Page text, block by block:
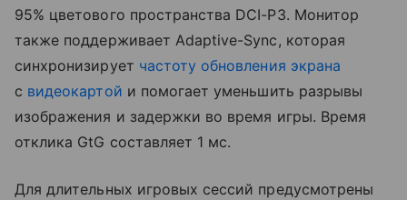
95% цветового пространства DCI-P3. Монитор
также поддерживает Adaptive-Sync, которая
синхронизирует частоту обновления экрана
с видеокартой и помогает уменьшить разрывы
изображения и задержки во время игры. Время
отклика GtG составляет 1 мс.
Для длительных игровых сессий предусмотрены